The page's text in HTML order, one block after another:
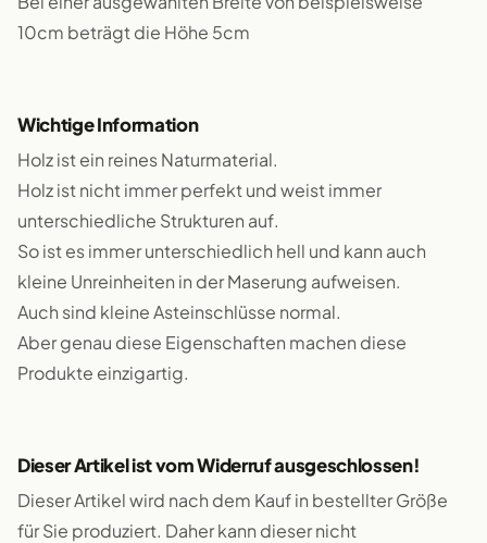
10cm beträgt die Höhe 5cm
Wichtige Information
Holz ist ein reines Naturmaterial.
Holz ist nicht immer perfekt und weist immer
unterschiedliche Strukturen auf.
So ist es immer unterschiedlich hell und kann auch
kleine Unreinheiten in der Maserung aufweisen.
Auch sind kleine Asteinschlüsse normal.
Aber genau diese Eigenschaften machen diese
Produkte einzigartig.
Dieser Artikel ist vom Widerruf ausgeschlossen!
Dieser Artikel wird nach dem Kauf in bestellter Größe
für Sie produziert. Daher kann dieser nicht